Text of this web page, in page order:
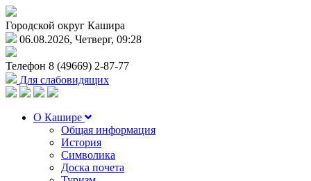
Городской округ Кашира
06.08.2026, Четверг, 09:28
Телефон 8 (49669) 2-87-77
Для слабовидящих
О Кашире
Общая информация
История
Символика
Доска почета